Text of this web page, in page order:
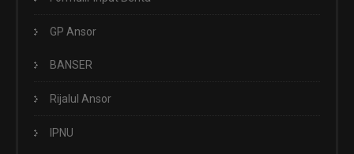
GP Ansor
BANSER
Rijalul Ansor
IPNU